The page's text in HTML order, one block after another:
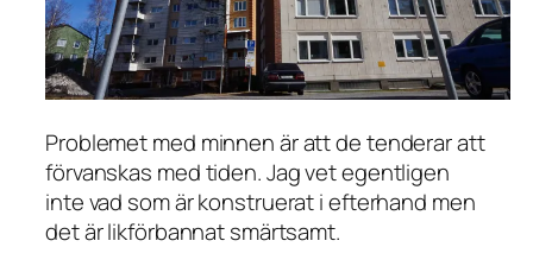
Problemet med minnen är att de tenderar att
förvanskas med tiden. Jag vet egentligen
inte vad som är konstruerat i efterhand men
det är likförbannat smärtsamt.